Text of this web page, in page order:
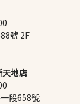
號 2F
天地店
段658號